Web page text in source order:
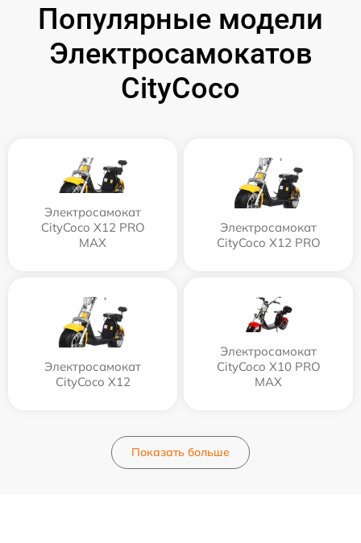
Популярные модели
Электросамокатов
CityCoco
Электросамокат
CityCoco X12 PRO
MAX
Электросамокат
CityCoco X12 PRO
Электросамокат
CityCoco X12
Электросамокат
CityCoco X10 PRO
MAX
Показать больше